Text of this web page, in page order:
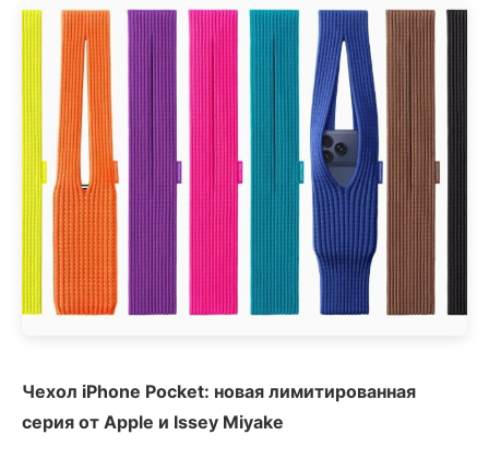
Чехол iPhone Pocket: новая лимитированная
серия от Apple и Issey Miyake